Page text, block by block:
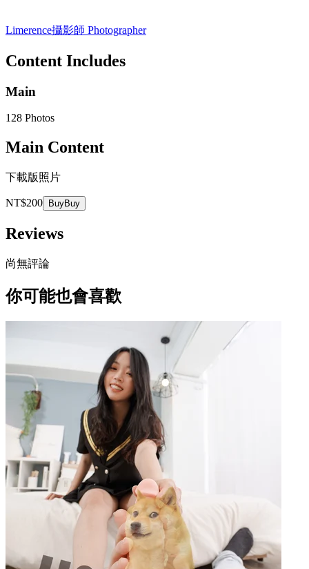
Limerence攝影師 Photographer
Content Includes
Main
128 Photos
Main Content
下載版照片
NT$200 BuyBuy
Reviews
尚無評論
你可能也會喜歡